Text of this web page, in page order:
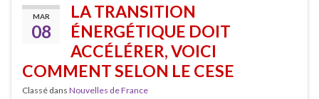
MAR
08
LA TRANSITION
ÉNERGÉTIQUE DOIT
ACCÉLÉRER, VOICI
COMMENT SELON LE CESE
Classé dans Nouvelles de France